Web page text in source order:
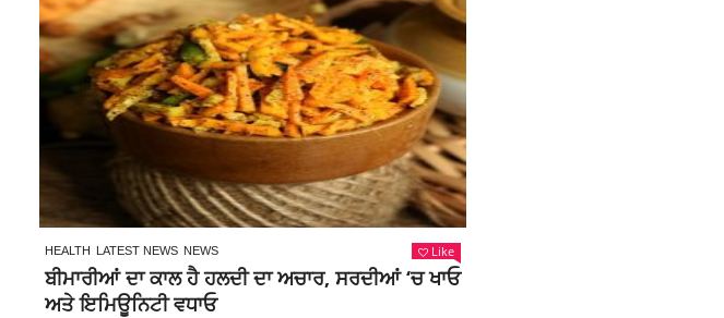
HEALTH LATEST NEWS NEWS Like
ਬੀਮਾਰੀਆਂ ਦਾ ਕਾਲ ਹੈ ਹਲਦੀ ਦਾ ਅਚਾਰ, ਸਰਦੀਆਂ ‘ਚ ਖਾਓ
ਅਤੇ ਇਮਿਊਨਿਟੀ ਵਧਾਓ